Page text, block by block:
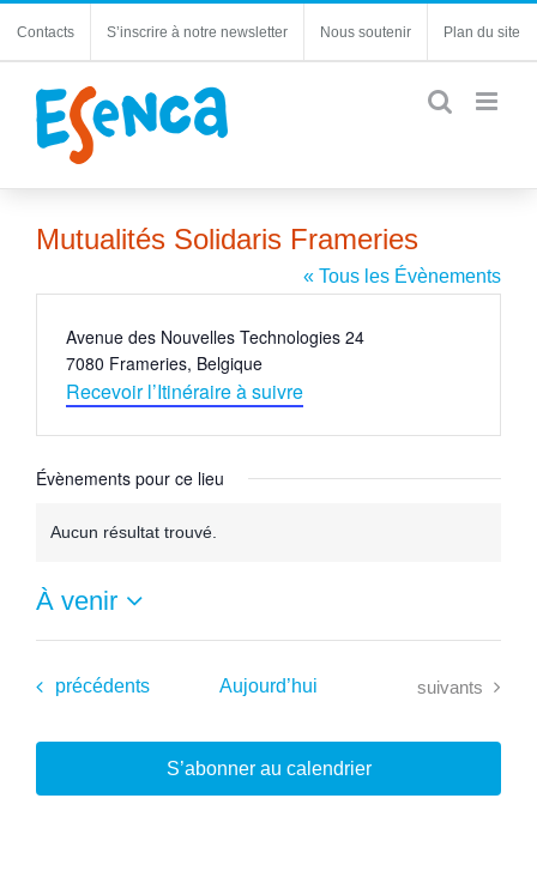
Contacts S’inscrire à notre newsletter Nous soutenir Plan du site
Mutualités Solidaris Frameries
« Tous les Évènements
Adresse
Avenue des Nouvelles Technologies 24
7080 Frameries, Belgique
Recevoir l’Itinéraire à suivre
Évènements pour ce lieu
Aucun résultat trouvé.
À venir
Sélectionnez
date.
Évènements
précédents Aujourd’hui Évènements
suivants
S’abonner au calendrier